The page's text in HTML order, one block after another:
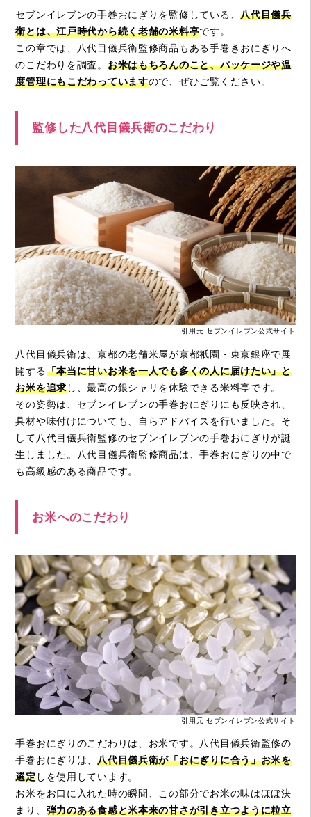
セブンイレブンの手巻おにぎりを監修している、八代目儀兵
衛とは、江戸時代から続く老舗の米料亭です。
この章では、八代目儀兵衛監修商品もある手巻きおにぎりへ
のこだわりを調査。 お米はもちろんのこと、パッケージや温
度管理にもこだわっていますので、ぜひご覧ください。
監修した八代目儀兵衛のこだわり
引用元 セブンイレブン公式サイト
八代目儀兵衛は、京都の老舗米屋が京都祇園・東京銀座で展
開する「本当に甘いお米を一人でも多くの人に届けたい」と
お米を追求し、最高の銀シャリを体験できる米料亭です。
その姿勢は、セブンイレブンの手巻おにぎりにも反映され、
具材や味付けについても、自らアドバイスを行いました。そ
して八代目儀兵衛監修のセブンイレブンの手巻おにぎりが誕
生しました。八代目儀兵衛監修商品は、手巻おにぎりの中で
も高級感のある商品です。
お米へのこだわり
引用元 セブンイレブン公式サイト
手巻おにぎりのこだわりは、お米です。八代目儀兵衛監修の
手巻おにぎりは、八代目儀兵衛が「おにぎりに合う」お米を
選定しを使用しています。
お米をお口に入れた時の瞬間、この部分でお米の味はほぼ決
まり、 弾力のある食感と米本来の甘さが引き立つように粒立